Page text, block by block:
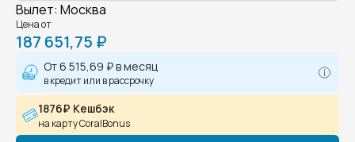
Вылет: Москва
Цена от
187 651,75 ₽
От6 515,69 ₽в месяц
в кредит или в рассрочку
1876₽ Кешбэк
на карту CoralBonus